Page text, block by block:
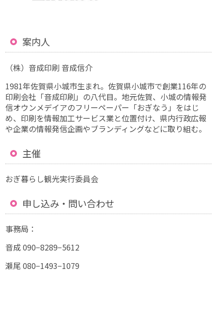
案内人
（株）音成印刷 音成信介
1981年佐賀県小城市生まれ。佐賀県小城市で創業116年の
印刷会社「音成印刷」の八代目。地元佐賀、小城の情報発
信オウンメデイアのフリーペーパー「おぎなう」をはじ
め、印刷を情報加工サービス業と位置付け、県内行政広報
や企業の情報発信企画やブランディングなどに取り組む。
主催
おぎ暮らし観光実行委員会
申し込み・問い合わせ
事務局：
音成 090−8289−5612
瀬尾 080−1493−1079